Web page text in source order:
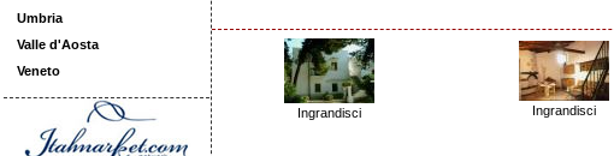
Umbria
Valle d'Aosta
Veneto
Ingrandisci Ingrandisci